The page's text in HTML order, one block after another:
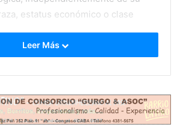
estatus económico o clase
de enfermedades con una
en los niños. Elcáncer en
Gracias al diagnóstico
adecuado y el cuidado
la posibilidad de sobrevida
Leer Más